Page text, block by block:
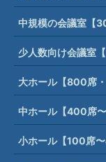
中規模の会議室【
少人数向け会議室
大ホール【800席
中ホール【400席
小ホール【100席